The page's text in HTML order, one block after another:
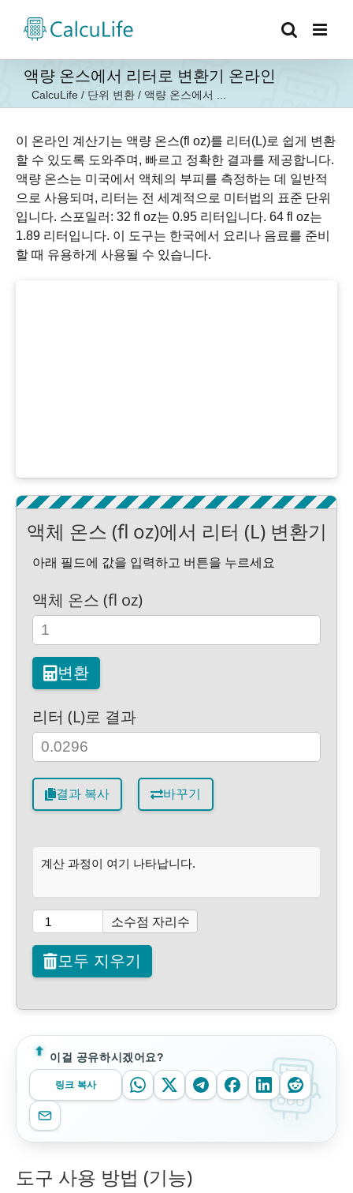
액량 온스에서 리터로 변환기 온라인
CalcuLife / 단위 변환 / 액량 온스에서 ...
이 온라인 계산기는 액량 온스(fl oz)를 리터(L)로 쉽게 변환
할 수 있도록 도와주며, 빠르고 정확한 결과를 제공합니다.
액량 온스는 미국에서 액체의 부피를 측정하는 데 일반적
으로 사용되며, 리터는 전 세계적으로 미터법의 표준 단위
입니다. 스포일러: 32 fl oz는 0.95 리터입니다. 64 fl oz는
1.89 리터입니다. 이 도구는 한국에서 요리나 음료를 준비
할 때 유용하게 사용될 수 있습니다.
액체 온스 (fl oz)에서 리터 (L) 변환기
아래 필드에 값을 입력하고 버튼을 누르세요
액체 온스 (fl oz)
변환
리터 (L)로 결과
결과 복사 바꾸기
계산 과정이 여기 나타납니다.
소수점 자리수
모두 지우기
이걸 공유하시겠어요?
링크 복사
도구 사용 방법 (기능)